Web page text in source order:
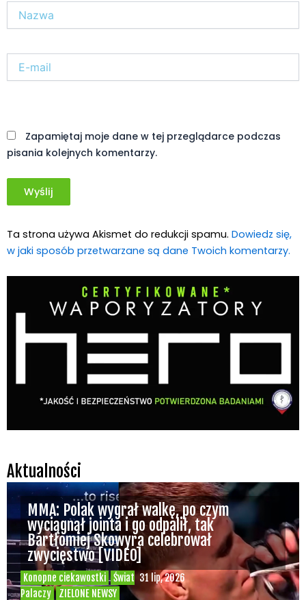
Nazwa*
mail*
Zapamiętaj moje dane w tej przeglądarce podczas
pisania kolejnych komentarzy.
Ta strona używa Akismet do redukcji spamu. Dowiedz się,
w jaki sposób przetwarzane są dane Twoich komentarzy.
Aktualności
Konopne ciekawostki
Świat
Palaczy
ZIELONE NEWSY
31 lip, 2026
MMA: Polak wygrał walkę, po czym
wyciągnął jointa i go odpalił, tak
Bartłomiej Skowyra celebrował
zwycięstwo [VIDEO]